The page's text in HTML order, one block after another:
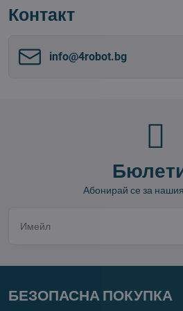
Контакт
info​@4robot​.bg
Абонирай се за
БЕЗОПАСНА ПОКУПКА